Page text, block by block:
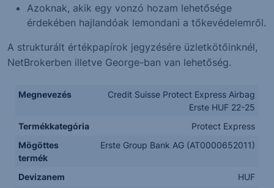
Azoknak, akik egy vonzó hozam lehetősége
érdekében hajlandóak lemondani a tőkevédelemről.
A strukturált értékpapírok jegyzésére üzletkötőinknél,
NetBrokerben illetve George-ban van lehetőség.
Megnevezés
Credit Suisse Protect Express Airbag
Erste HUF 22-25
Termékkategória
Protect Express
Mögöttes
termék
Erste Group Bank AG (AT0000652011)
Devizanem HUF